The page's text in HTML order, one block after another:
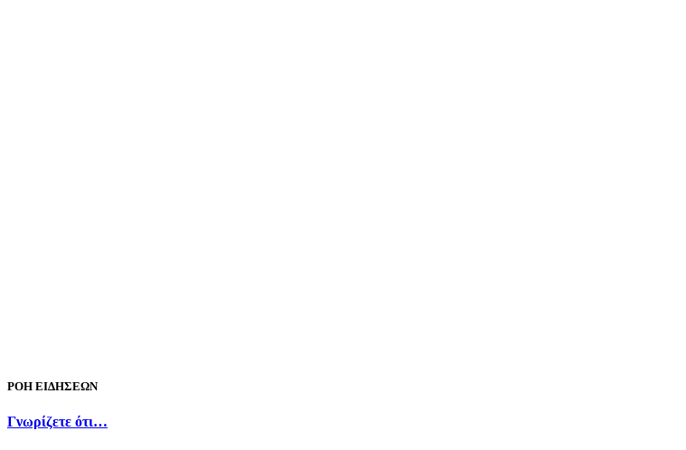
ΡΟΗ ΕΙΔΗΣΕΩΝ
Γνωρίζετε ότι…